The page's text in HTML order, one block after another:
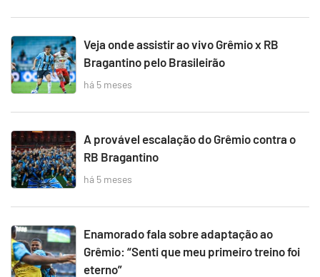
Veja onde assistir ao vivo Grêmio x RB
Bragantino pelo Brasileirão
há 5 meses
A provável escalação do Grêmio contra o
RB Bragantino
há 5 meses
Enamorado fala sobre adaptação ao
Grêmio: “Senti que meu primeiro treino foi
eterno”